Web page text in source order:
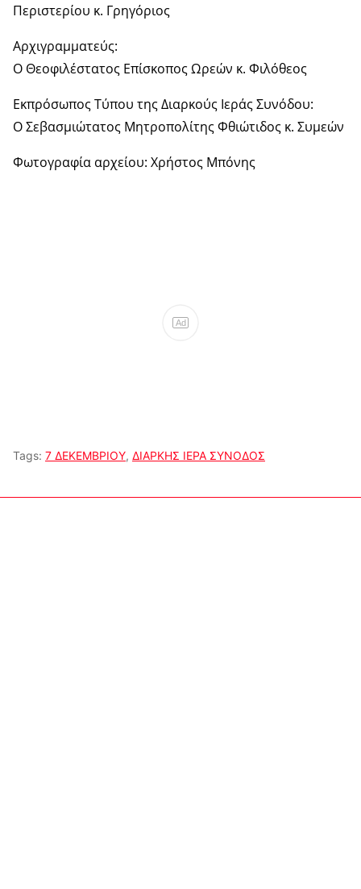
Περιστερίου κ. Γρηγόριος
Αρχιγραμματεύς:
Ο Θεοφιλέστατος Επίσκοπος Ωρεών κ. Φιλόθεος
Εκπρόσωπος Τύπου της Διαρκούς Ιεράς Συνόδου:
Ο Σεβασμιώτατος Μητροπολίτης Φθιώτιδος κ. Συμεών
Φωτογραφία αρχείου: Χρήστος Μπόνης
Ad
Tags: 7 ΔΕΚΕΜΒΡΙΟΥ, ΔΙΑΡΚΗΣ ΙΕΡΑ ΣΥΝΟΔΟΣ